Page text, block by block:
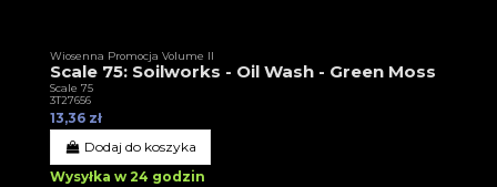
Wiosenna Promocja Volume II
Scale 75: Soilworks - Oil Wash - Green Moss
Scale 75
3T27656
13,36 zł
Dodaj do koszyka
Wysyłka w 24 godzin